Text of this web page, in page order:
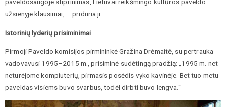
užsienyje klausimai, – priduria ji.
Istorinių lyderių prisiminimai
Pirmoji Paveldo komisijos pirmininkė Gražina Drėmaitė, su pertrauka
vadovavusi 1995–2015 m., prisiminė sudėtingą pradžią: „1995 m. net
neturėjome kompiuterių, pirmasis posėdis vyko kavinėje. Bet tuo metu
paveldas visiems buvo svarbus, todėl dirbti buvo lengva.“